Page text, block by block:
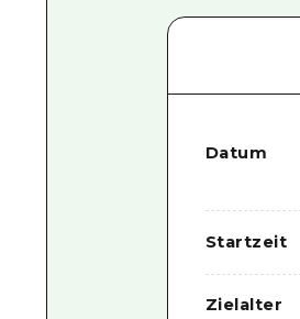
Datum
Startzeit
Zielalter